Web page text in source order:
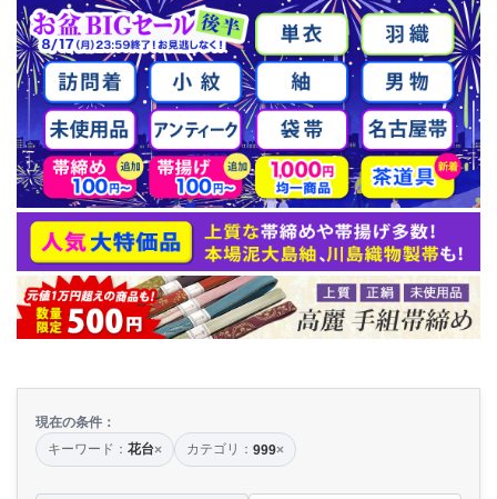
現在の条件：
キーワード： 花台× カテゴリ： 999×